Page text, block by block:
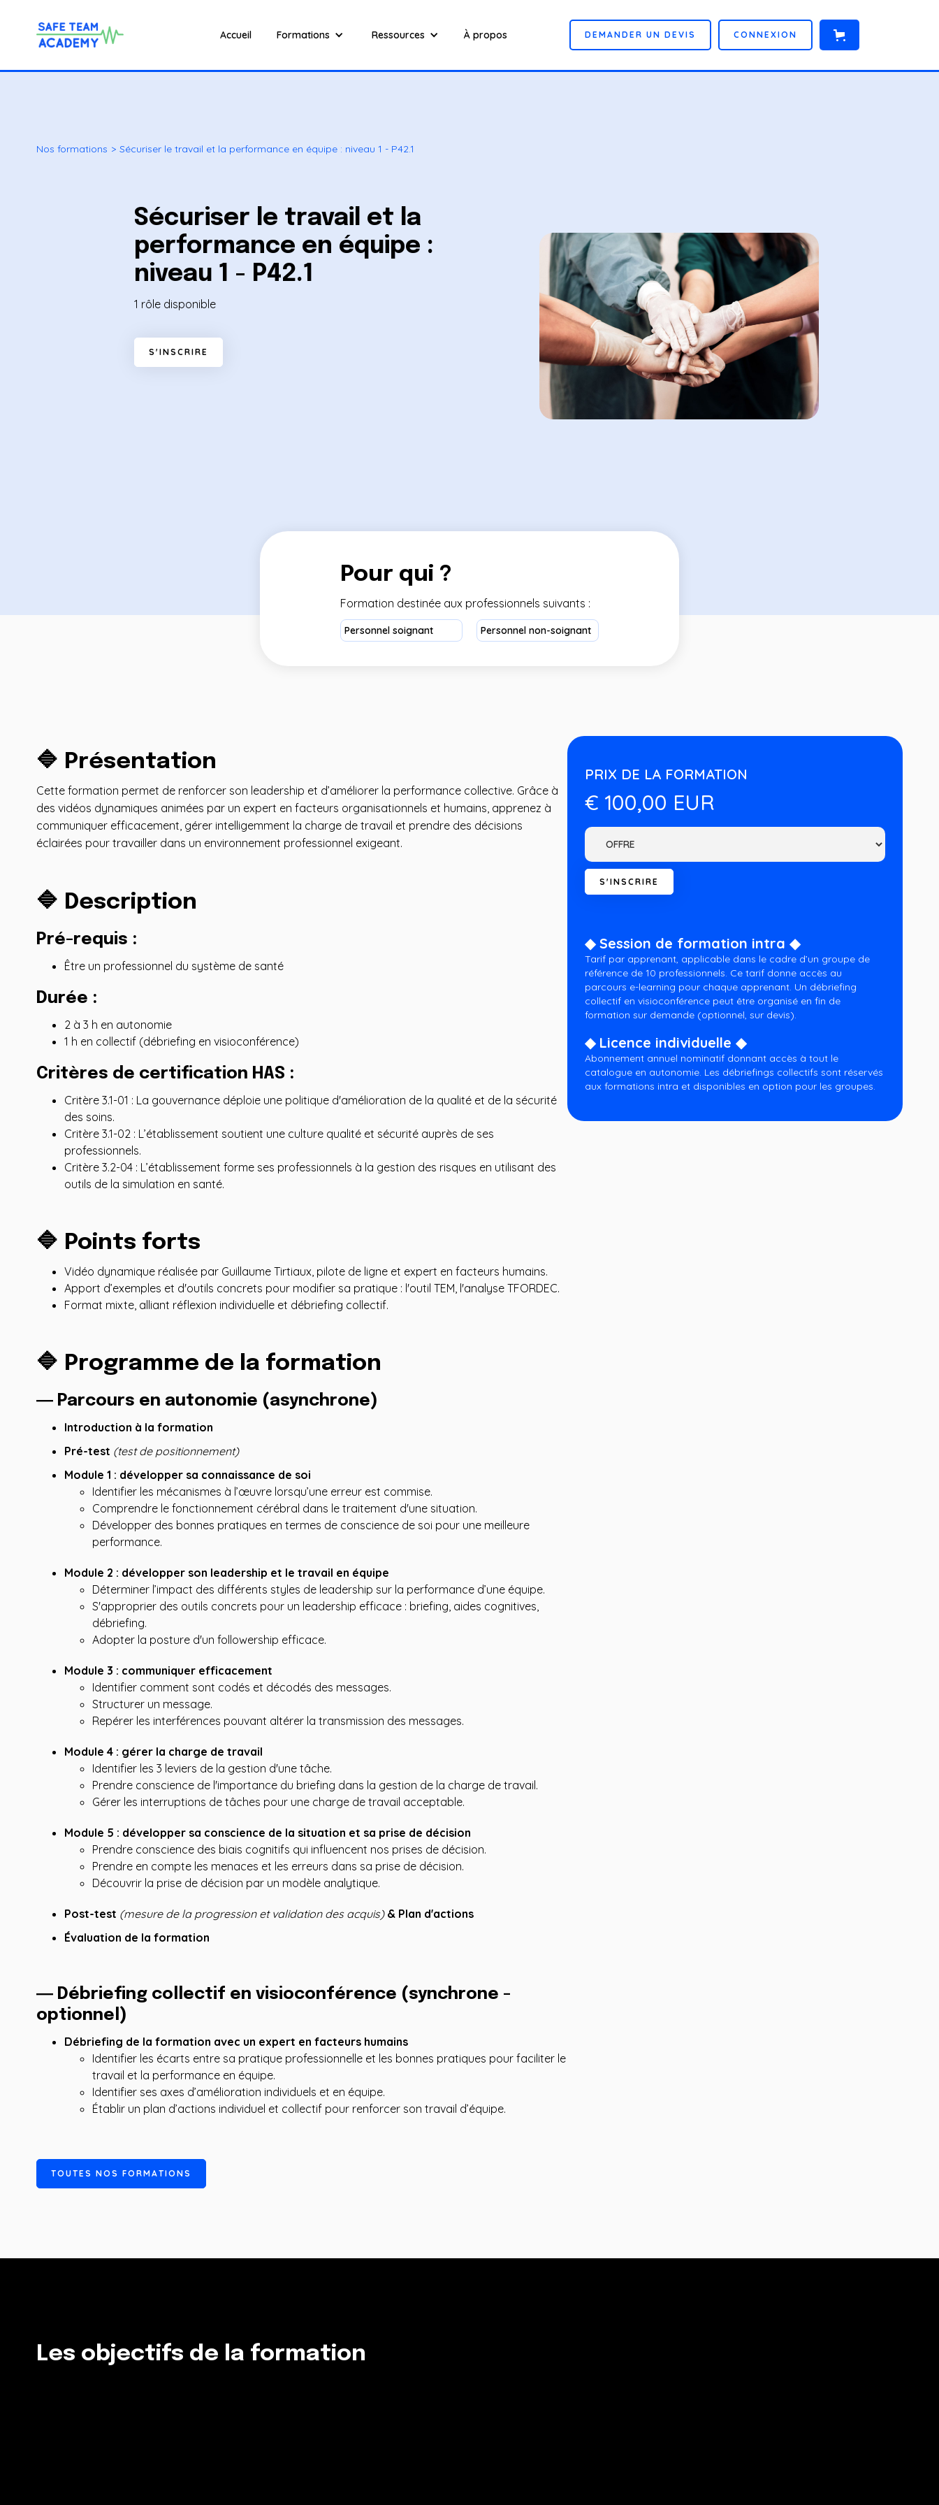
Accueil Formations Ressources À propos DE MANDE R UN DE VIS CONNE XION
Nos formations > Sécuriser le travail et la performance en équipe : niveau 1 - P42.1
Sécuriser le travail et la
performance en équipe :
niveau 1 - P42.1
1 rôle disponible
S ' INS CRIRE
Pour qui ?
Formation destinée aux professionnels suivants :
Personnel soignant Personnel non-soignant
🔷 Présentation
Cette formation permet de renforcer son leadership et d’améliorer la performance collective. Grâce à
des vidéos dynamiques animées par un expert en facteurs organisationnels et humains, apprenez à
communiquer efficacement, gérer intelligemment la charge de travail et prendre des décisions
éclairées pour travailler dans un environnement professionnel exigeant.
🔷 Description
Pré-requis :
Être un professionnel du système de santé
Durée :
2 à 3 h en autonomie
1 h en collectif (débriefing en visioconférence)
Critères de certification HAS :
Critère 3.1-01 : La gouvernance déploie une politique d'amélioration de la qualité et de la sécurité
des soins.
Critère 3.1-02 : L’établissement soutient une culture qualité et sécurité auprès de ses
professionnels.
Critère 3.2-04 : L’établissement forme ses professionnels à la gestion des risques en utilisant des
outils de la simulation en santé.
🔷 Points forts
Vidéo dynamique réalisée par Guillaume Tirtiaux, pilote de ligne et expert en facteurs humains.
Apport d’exemples et d'outils concrets pour modifier sa pratique : l'outil TEM, l'analyse TFORDEC.
Format mixte, alliant réflexion individuelle et débriefing collectif.
🔷 Programme de la formation
― Parcours en autonomie (asynchrone)
Introduction à la formation
Pré-test (test de positionnement)
Module 1 : développer sa connaissance de soi
Identifier les mécanismes à l’œuvre lorsqu’une erreur est commise.
Comprendre le fonctionnement cérébral dans le traitement d'une situation.
Développer des bonnes pratiques en termes de conscience de soi pour une meilleure
performance.
Module 2 : développer son leadership et le travail en équipe
Déterminer l’impact des différents styles de leadership sur la performance d’une équipe.
S'approprier des outils concrets pour un leadership efficace : briefing, aides cognitives,
débriefing.
Adopter la posture d'un followership efficace.
Module 3 : communiquer efficacement
Identifier comment sont codés et décodés des messages.
Structurer un message.
Repérer les interférences pouvant altérer la transmission des messages.
Module 4 : gérer la charge de travail
Identifier les 3 leviers de la gestion d'une tâche.
Prendre conscience de l'importance du briefing dans la gestion de la charge de travail.
Gérer les interruptions de tâches pour une charge de travail acceptable.
Module 5 : développer sa conscience de la situation et sa prise de décision
Prendre conscience des biais cognitifs qui influencent nos prises de décision.
Prendre en compte les menaces et les erreurs dans sa prise de décision.
Découvrir la prise de décision par un modèle analytique.
Post-test (mesure de la progression et validation des acquis)& Plan d'actions
Évaluation de la formation
― Débriefing collectif en visioconférence (synchrone -
optionnel)
Débriefing de la formation avec un expert en facteurs humains
Identifier les écarts entre sa pratique professionnelle et les bonnes pratiques pour faciliter le
travail et la performance en équipe.
Identifier ses axes d’amélioration individuels et en équipe.
Établir un plan d’actions individuel et collectif pour renforcer son travail d’équipe.
TOUTE S NOS FORMATIONS
PRIX DE LA FORMATION
€ 100,00 EUR
◆ Session de formation intra ◆
Tarif par apprenant, applicable dans le cadre d’un groupe de
référence de 10 professionnels. Ce tarif donne accès au
parcours e-learning pour chaque apprenant. Un débriefing
collectif en visioconférence peut être organisé en fin de
formation sur demande (optionnel, sur devis).
◆ Licence individuelle ◆
Abonnement annuel nominatif donnant accès à tout le
catalogue en autonomie. Les débriefings collectifs sont réservés
aux formations intra et disponibles en option pour les groupes.
Les objectifs de la formation